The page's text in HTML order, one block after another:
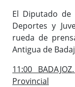
El Diputado
Deportes y
rueda de
Antigua de
11:00
Provincial